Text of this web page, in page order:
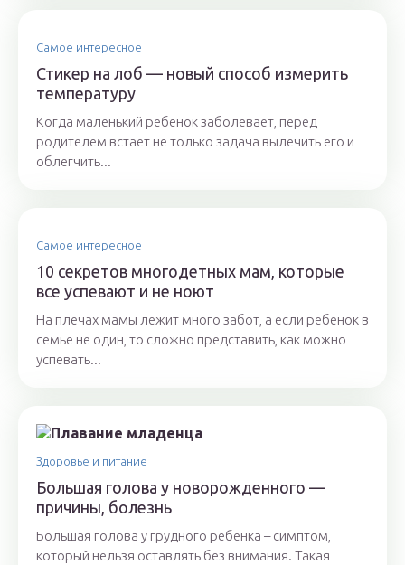
Самое интересное
Стикер на лоб — новый способ измерить
температуру
Когда маленький ребенок заболевает, перед
родителем встает не только задача вылечить его и
облегчить...
Самое интересное
10 секретов многодетных мам, которые
все успевают и не ноют
На плечах мамы лежит много забот, а если ребенок в
семье не один, то сложно представить, как можно
успевать...
Здоровье и питание
Большая голова у новорожденного —
причины, болезнь
Большая голова у грудного ребенка – симптом,
который нельзя оставлять без внимания. Такая